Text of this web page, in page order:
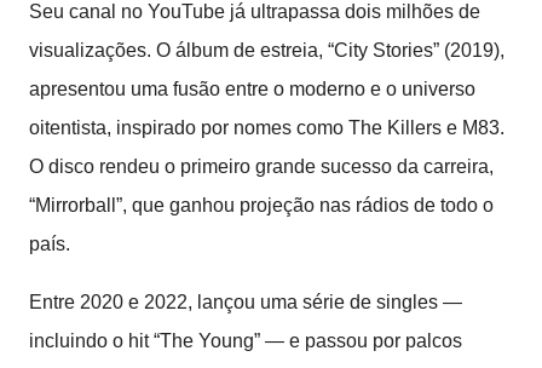
Seu canal no YouTube já ultrapassa dois milhões de
visualizações. O álbum de estreia, “City Stories” (2019),
apresentou uma fusão entre o moderno e o universo
oitentista, inspirado por nomes como The Killers e M83.
O disco rendeu o primeiro grande sucesso da carreira,
“Mirrorball”, que ganhou projeção nas rádios de todo o
país.
Entre 2020 e 2022, lançou uma série de singles —
incluindo o hit “The Young” — e passou por palcos